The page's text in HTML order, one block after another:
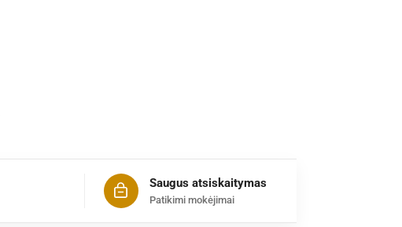
Saugus atsiskaitymas
Patikimi mokėjimai